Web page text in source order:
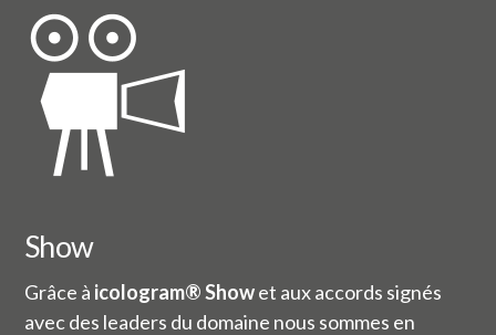
Show
Grâce à icologram® Showet aux accords signés
avec des leaders du domaine nous sommes en